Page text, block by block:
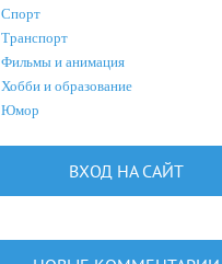
Спорт
Транспорт
Фильмы и анимация
Хобби и образование
Юмор
ВХОД НА САЙТ